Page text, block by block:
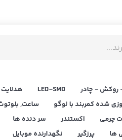
- چادر LED‌-SMD هدلایت
شده کمربند با لوگو ساعت,
چرمی اکستندر سر دنده ها
ها پرزگیر نگهدارنده موبایل